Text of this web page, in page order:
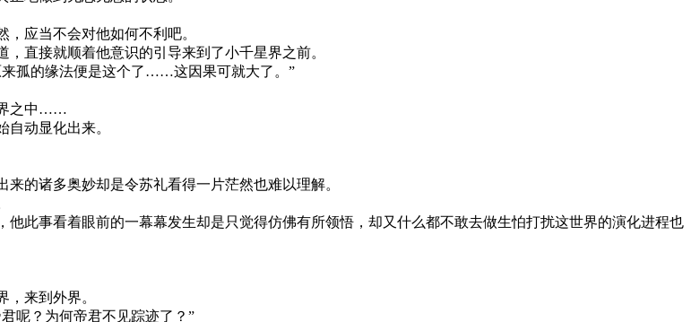
应当不会对他如何不利吧。
直接就顺着他意识的引导来到了小千星界之前。
来孤的缘法便是这个了……这因果可就大了。”
界之中……
动显化出来。
的诸多奥妙却是令苏礼看得一片茫然也难以理解。
此事看着眼前的一幕幕发生却是只觉得仿佛有所领悟，却又什么都不敢去做生怕打扰这世界的演化进程也
来到外界。
呢？为何帝君不见踪迹了？”